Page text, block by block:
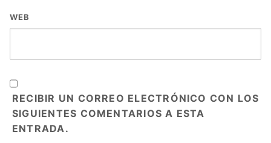
WEB
RECIBIR UN CORREO ELECTRÓNICO CON LOS
SIGUIENTES COMENTARIOS A ESTA
ENTRADA.